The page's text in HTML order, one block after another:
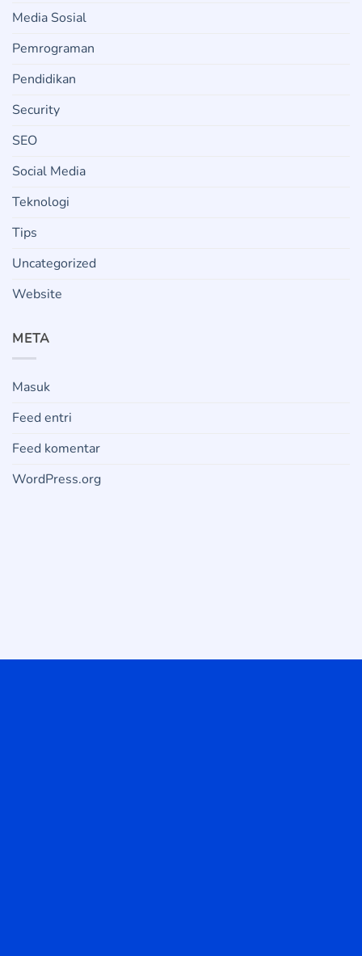
Media Sosial
Pemrograman
Pendidikan
Security
SEO
Social Media
Teknologi
Tips
Uncategorized
Website
META
Masuk
Feed entri
Feed komentar
WordPress.org